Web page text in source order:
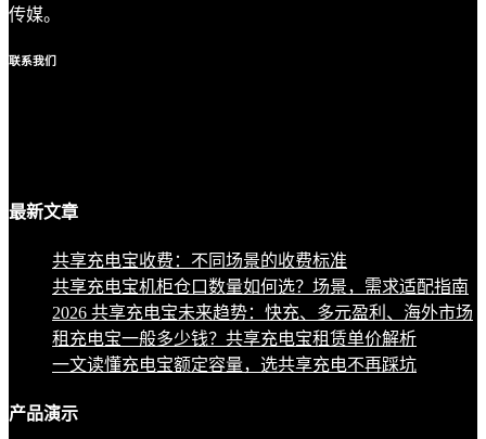
传媒。
联系我们
最新文章
共享充电宝收费：不同场景的收费标准
共享充电宝机柜仓口数量如何选？场景，需求适配指南
2026 共享充电宝未来趋势：快充、多元盈利、海外市场
租充电宝一般多少钱？共享充电宝租赁单价解析
一文读懂充电宝额定容量，选共享充电不再踩坑
产品演示